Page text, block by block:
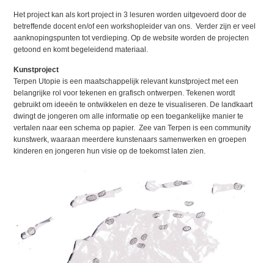
Het project kan als kort project in 3 lesuren worden uitgevoerd door de
betreffende docent en/of een workshopleider van ons. Verder zijn er veel
aanknopingspunten tot verdieping. Op de website worden de projecten
getoond en komt begeleidend materiaal.
Kunstproject
Terpen Utopie is een maatschappelijk relevant kunstproject met een
belangrijke rol voor tekenen en grafisch ontwerpen. Tekenen wordt
gebruikt om ideeën te ontwikkelen en deze te visualiseren. De landkaart
dwingt de jongeren om alle informatie op een toegankelijke manier te
vertalen naar een schema op papier. Zee van Terpen is een community
kunstwerk, waaraan meerdere kunstenaars samenwerken en groepen
kinderen en jongeren hun visie op de toekomst laten zien.